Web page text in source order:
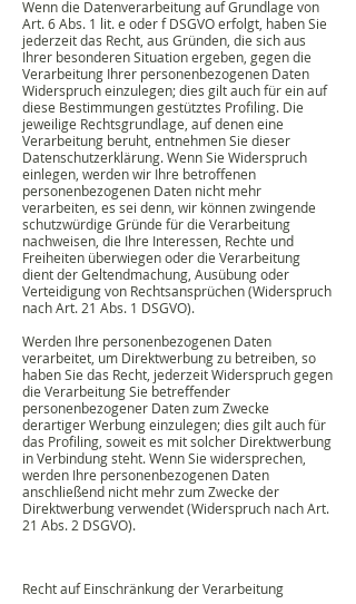
Wenn die Datenverarbeitung auf Grundlage von
Art. 6 Abs. 1 lit. e oder f DSGVO erfolgt, haben Sie
jederzeit das Recht, aus Gründen, die sich aus
Ihrer besonderen Situation ergeben, gegen die
Verarbeitung Ihrer personenbezogenen Daten
Widerspruch einzulegen; dies gilt auch für ein auf
diese Bestimmungen gestütztes Profiling. Die
jeweilige Rechtsgrundlage, auf denen eine
Verarbeitung beruht, entnehmen Sie dieser
Datenschutzerklärung. Wenn Sie Widerspruch
einlegen, werden wir Ihre betroffenen
personenbezogenen Daten nicht mehr
verarbeiten, es sei denn, wir können zwingende
schutzwürdige Gründe für die Verarbeitung
nachweisen, die Ihre Interessen, Rechte und
Freiheiten überwiegen oder die Verarbeitung
dient der Geltendmachung, Ausübung oder
Verteidigung von Rechtsansprüchen (Widerspruch
nach Art. 21 Abs. 1 DSGVO).
Werden Ihre personenbezogenen Daten
verarbeitet, um Direktwerbung zu betreiben, so
haben Sie das Recht, jederzeit Widerspruch gegen
die Verarbeitung Sie betreffender
personenbezogener Daten zum Zwecke
derartiger Werbung einzulegen; dies gilt auch für
das Profiling, soweit es mit solcher Direktwerbung
in Verbindung steht. Wenn Sie widersprechen,
werden Ihre personenbezogenen Daten
anschließend nicht mehr zum Zwecke der
Direktwerbung verwendet (Widerspruch nach Art.
21 Abs. 2 DSGVO).
Recht auf Einschränkung der Verarbeitung